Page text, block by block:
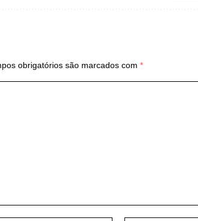
obrigatórios são marcados com *